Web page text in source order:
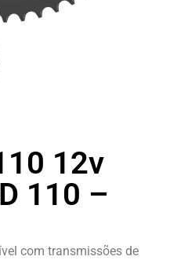
12v
110 –
com transmissões de